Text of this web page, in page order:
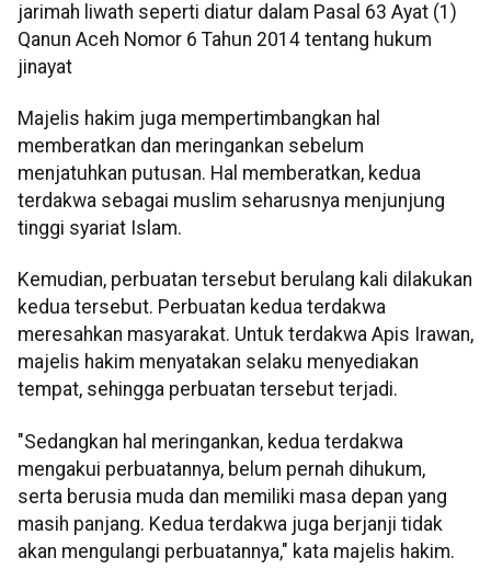
jarimah liwath seperti diatur dalam Pasal 63 Ayat (1)
Qanun Aceh Nomor 6 Tahun 2014 tentang hukum
jinayat
Majelis hakim juga mempertimbangkan hal
memberatkan dan meringankan sebelum
menjatuhkan putusan. Hal memberatkan, kedua
terdakwa sebagai muslim seharusnya menjunjung
tinggi syariat Islam.
Kemudian, perbuatan tersebut berulang kali dilakukan
kedua tersebut. Perbuatan kedua terdakwa
meresahkan masyarakat. Untuk terdakwa Apis Irawan,
majelis hakim menyatakan selaku menyediakan
tempat, sehingga perbuatan tersebut terjadi.
"Sedangkan hal meringankan, kedua terdakwa
mengakui perbuatannya, belum pernah dihukum,
serta berusia muda dan memiliki masa depan yang
masih panjang. Kedua terdakwa juga berjanji tidak
akan mengulangi perbuatannya," kata majelis hakim.